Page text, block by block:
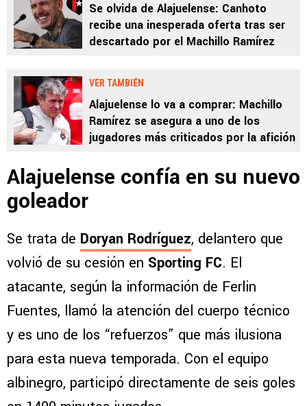
Se olvida de Alajuelense: Canhoto
recibe una inesperada oferta tras ser
descartado por el Machillo Ramírez
VER TAMBIÉN
Alajuelense lo va a comprar: Machillo
Ramírez se asegura a uno de los
jugadores más criticados por la afición
Alajuelense confía en su nuevo
goleador
Se trata de Doryan Rodríguez, delantero que
volvió de su cesión en Sporting FC. El
atacante, según la información de Ferlin
Fuentes, llamó la atención del cuerpo técnico
y es uno de los “refuerzos” que más ilusiona
para esta nueva temporada. Con el equipo
albinegro, participó directamente de seis goles